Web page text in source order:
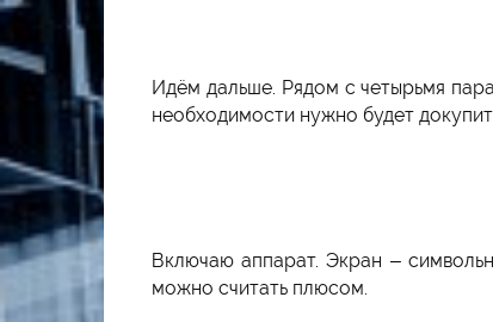
Идём дальше. Рядом с четырьмя
необходимости нужно будет
Включаю аппарат. Экран –
можно считать плюсом.